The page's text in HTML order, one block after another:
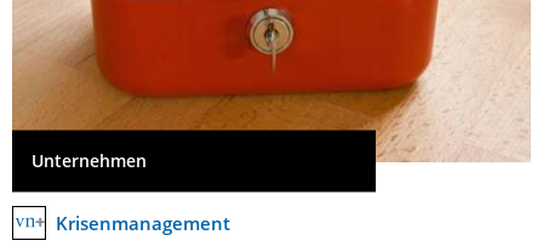
Unternehmen
Krisenmanagement